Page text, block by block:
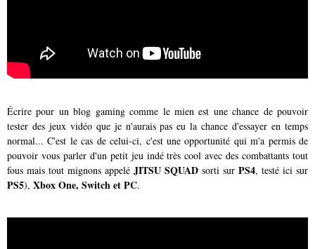
Écrire pour un blog gaming comme le mien est une chance de pouvoir
tester des jeux vidéo que je n'aurais pas eu la chance d'essayer en temps
normal... C'est le cas de celui-ci, c'est une opportunité qui m'a permis de
pouvoir vous parler d'un petit jeu indé très cool avec des combattants tout
fous mais tout mignons appelé JITSU SQUAD sorti sur PS4, testé ici sur
PS5), Xbox One, Switch et PC.